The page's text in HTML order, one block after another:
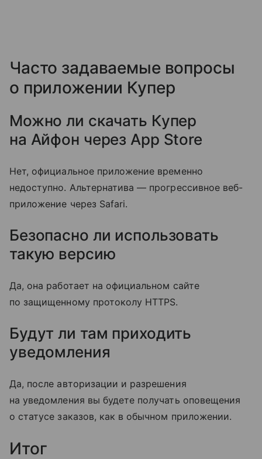
Часто задаваемые вопросы
о приложении Купер
Можно ли скачать Купер
на Айфон через App Store
Нет, официальное приложение временно
недоступно. Альтернатива — прогрессивное веб-
приложение через Safari.
Безопасно ли использовать
такую версию
Да, она работает на официальном сайте
по защищенному протоколу HTTPS.
Будут ли там приходить
уведомления
Да, после авторизации и разрешения
на уведомления вы будете получать оповещения
о статусе заказов, как в обычном приложении.
Итог